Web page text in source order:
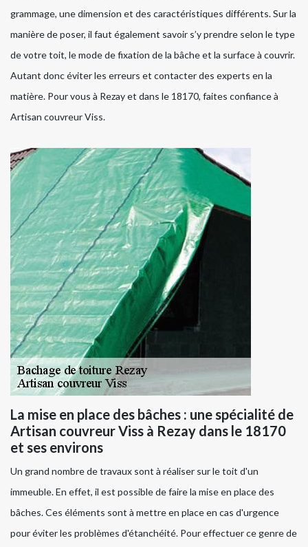
grammage, une dimension et des caractéristiques différents. Sur la
manière de poser, il faut également savoir s’y prendre selon le type
de votre toit, le mode de fixation de la bâche et la surface à couvrir.
Autant donc éviter les erreurs et contacter des experts en la
matière. Pour vous à Rezay et dans le 18170, faites confiance à
Artisan couvreur Viss.
La mise en place des bâches : une spécialité de
Artisan couvreur Viss à Rezay dans le 18170
et ses environs
Un grand nombre de travaux sont à réaliser sur le toit d'un
immeuble. En effet, il est possible de faire la mise en place des
bâches. Ces éléments sont à mettre en place en cas d'urgence
pour éviter les problèmes d'étanchéité. Pour effectuer ce genre de